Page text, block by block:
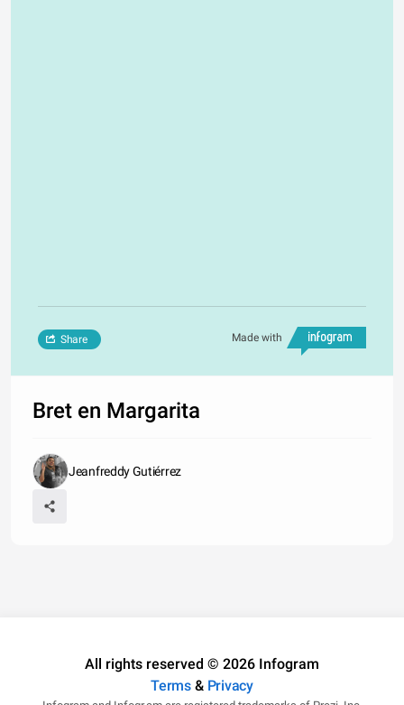
Made with
Share
Bret en Margarita
Jeanfreddy Gutiérrez
All rights reserved © 2026 Infogram
Terms& Privacy